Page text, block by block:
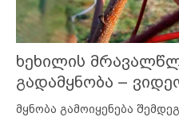
ხეხილის
გადამყნობა –
მყნობა გამოიყენება